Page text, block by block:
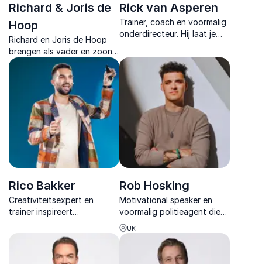
Richard & Joris de
Hoop
Richard en Joris de Hoop
brengen als vader en zoon
een unieke muzikale keynote
over generatieverschillen,
samenwerking en
verbinding.
Rick van Asperen
Trainer, coach en voormalig
onderdirecteur. Hij laat je
lezingen over gedrag, brein
en samenwerken.
Rico Bakker
Creativiteitsexpert en
trainer inspireert
denken, innovatie te
versnellen en met praktische
inzichten direct betere
Rob Hosking
Motivational speaker en
voormalig politieagent die
organisaties inspireert met
eerlijke verhalen over
veerkracht, mentale
gezondheid en presteren
UK